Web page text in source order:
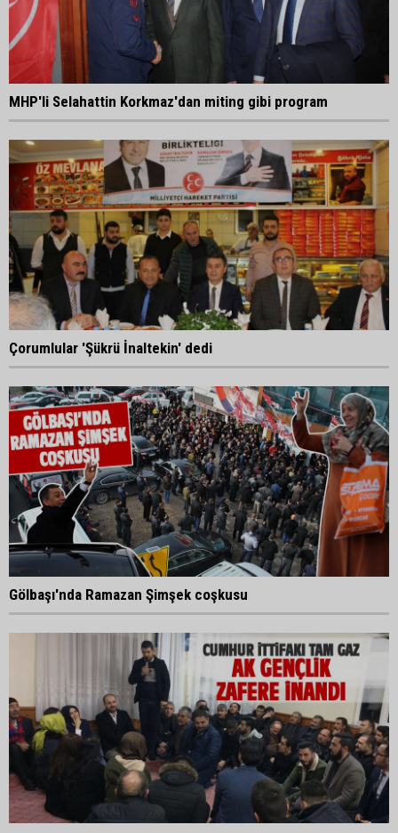
MHP'li Selahattin Korkmaz'dan miting gibi program
Çorumlular 'Şükrü İnaltekin' dedi
Gölbaşı'nda Ramazan Şimşek coşkusu